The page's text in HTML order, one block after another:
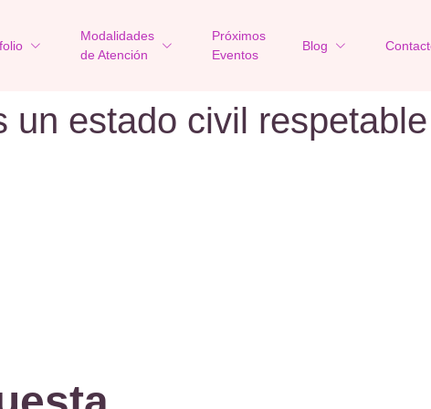
Modalidades
de Atención
Próximos
Eventos
Blog
un estado civil respetable